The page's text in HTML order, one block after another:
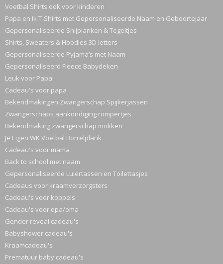
Voetbal Shirts ook voor kinderen
Papa en Ik T-Shirts met Gepersonaliseerde Naam en Geboortejaar
Gepersonaliseerde Snijplanken & Tegeltjes
Shirts, Sweaters & Hoodies 3D letters
Gepersonaliseerde Pyjama’s met Naam
Gepersonaliseerd Fleece Babydeken
Leuk voor Papa
Cadeau's voor papa
Bekendmakingen Zwangerschap Spijkerjassen
Zwangerschaps aankondiging rompertjes
Bekendmaking zwangerschap mokken
Je Eigen WK Voetbal Borrelplank
Cadeau's voor mama
Back to school met naam
Gepersonaliseerde Luiertassen en Toilettasjes
Cadeaus voor kraamverzorgsters
Cadeau's voor koppels
Cadeau's voor opa/oma
Gender reveal cadeau's
Babyshower cadeau's
Kraamcadeau's
Prematuur baby cadeau's